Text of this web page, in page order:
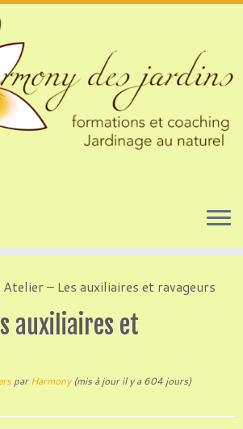
Atelier – Les auxiliaires et ravageurs
auxiliaires et
parHarmony(mis à jour il y a 604 jours)